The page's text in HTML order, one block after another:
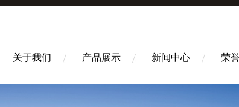
关于我们 产品展示 新闻中心 荣